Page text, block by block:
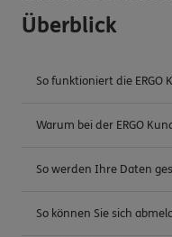
Überblick
So funktioniert die
Warum bei der ERGO
So werden Ihre Daten
So können Sie sich